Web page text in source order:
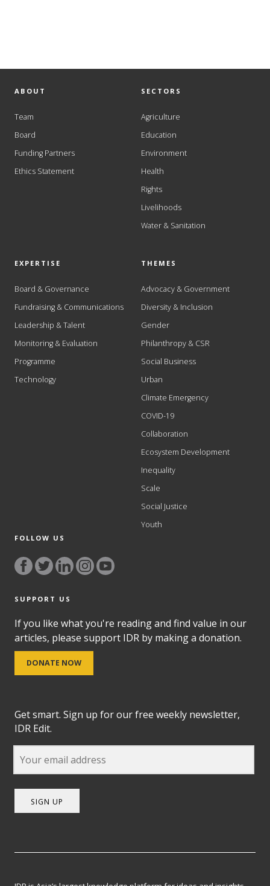
ABOUT
Team
Board
Funding Partners
Ethics Statement
SECTORS
Agriculture
Education
Environment
Health
Rights
Livelihoods
Water & Sanitation
EXPERTISE
Board & Governance
Fundraising & Communications
Leadership & Talent
Monitoring & Evaluation
Programme
Technology
THEMES
Advocacy & Government
Diversity & Inclusion
Gender
Philanthropy & CSR
Social Business
Urban
Climate Emergency
COVID-19
Collaboration
Ecosystem Development
Inequality
Scale
Social Justice
Youth
FOLLOW US
SUPPORT US
If you like what you're reading and find value in our
articles, please support IDR by making a donation.
DONATE NOW
Get smart. Sign up for our free weekly newsletter,
IDR Edit.
SIGN UP